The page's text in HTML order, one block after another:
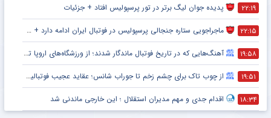
۲۲:۱۹ پدیده جوان لیگ برتر در تور پرسپولیس افتاد + جزئیات
۲۲:۱۵ ماجراجویی ستاره جنجالی پرسپولیس در فوتبال ایران ادامه دارد + جزئیات
۱۹:۵۸ آهنگ‌هایی که در تاریخ فوتبال ماندگار شدند؛ از ورزشگاه‌های اروپا تا جام جهانی
۱۹:۵۱ از چوب تاک برای چشم زخم تا جوراب شانس؛ عقاید عجیب فوتبالیست‌ها!
۱۸:۳۴ اقدام جدی و مهم مدیران استقلال ؛ این خارجی ماندنی شد